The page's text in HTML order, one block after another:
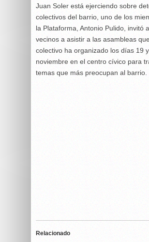
Juan Soler está ejerciendo sobre
colectivos del barrio, uno de los
la Plataforma, Antonio Pulido, invitó
vecinos a asistir a las asambleas
colectivo ha organizado los días 19
noviembre en el centro cívico para
temas que más preocupan al barrio.
Relacionado